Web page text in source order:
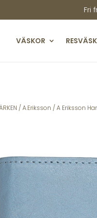
Fri
VÄSKOR
/A.Eriksson / A Eriksson